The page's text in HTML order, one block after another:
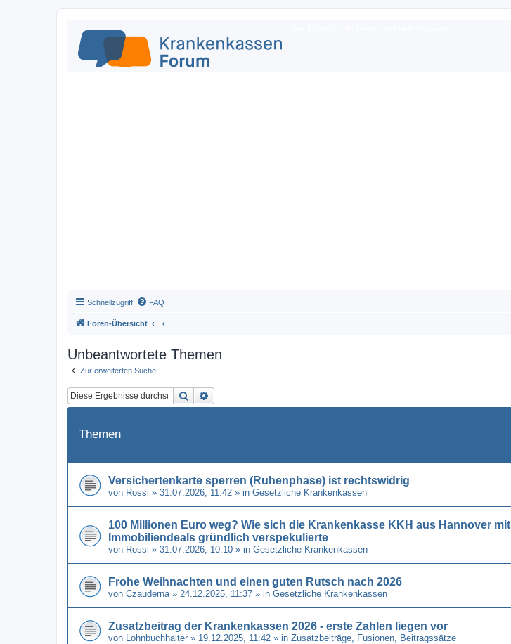
Schnellzugriff FAQ
Foren-Übersicht
Unbeantwortete Themen
Zur erweiterten Suche
Suche
Themen
Versichertenkarte sperren (Ruhenphase) ist rechtswidrig
von Rossi » 31.07.2026, 11:42 » in Gesetzliche Krankenkassen
100 Millionen Euro weg? Wie sich die Krankenkasse KKH aus Hannover mit
Immobiliendeals gründlich verspekulierte
von Rossi » 31.07.2026, 10:10 » in Gesetzliche Krankenkassen
Frohe Weihnachten und einen guten Rutsch nach 2026
von Czauderna » 24.12.2025, 11:37 » in Gesetzliche Krankenkassen
Zusatzbeitrag der Krankenkassen 2026 - erste Zahlen liegen vor
von Lohnbuchhalter » 19.12.2025, 11:42 » in Zusatzbeiträge, Fusionen, Beitragssätze